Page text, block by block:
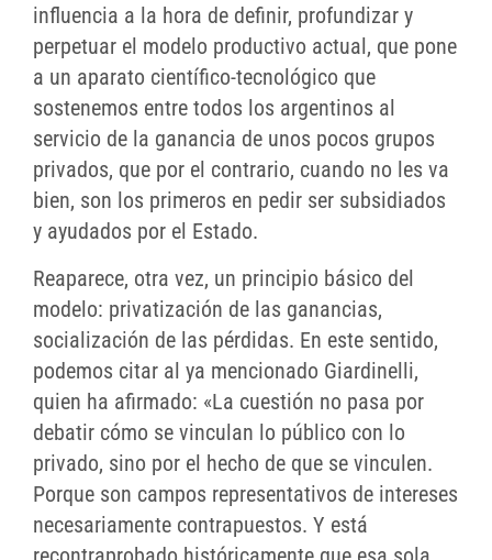
influencia a la hora de definir, profundizar y
perpetuar el modelo productivo actual, que pone
a un aparato científico-tecnológico que
sostenemos entre todos los argentinos al
servicio de la ganancia de unos pocos grupos
privados, que por el contrario, cuando no les va
bien, son los primeros en pedir ser subsidiados
y ayudados por el Estado.
Reaparece, otra vez, un principio básico del
modelo: privatización de las ganancias,
socialización de las pérdidas. En este sentido,
podemos citar al ya mencionado Giardinelli,
quien ha afirmado: «La cuestión no pasa por
debatir cómo se vinculan lo público con lo
privado, sino por el hecho de que se vinculen.
Porque son campos representativos de intereses
necesariamente contrapuestos. Y está